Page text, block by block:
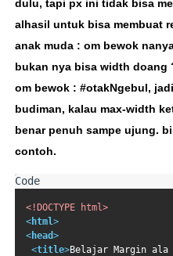
dulu, tapi px ini tidak bisa
alhasil untuk bisa membuat
anak muda : om bewok
bukan nya bisa width doang
om bewok : #otakNgebul,
budiman, kalau max-width
benar penuh sampe ujung.
contoh.
<!DOCTYPE html>
<html>
<head>
<title>Belajar Margin ala